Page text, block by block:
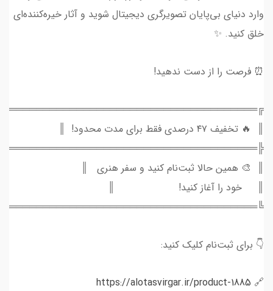
وارد دنیای بی‌پایان تصویرگری دیجیتال شوید و آثار خیره‌کننده‌ای
خلق کنید. ✨
⏰ فرصت را از دست ندهید!
║ 🔥 تخفیف ۴۷ درصدی فقط برای مدت محدود! ║
║ 🎨 همین حالا ثبت‌نام کنید و سفر هنری ║
║ خود را آغاز کنید! ║
👇 برای ثبت‌نام کلیک کنید:
🔗
https://alotasvirgar.ir/product-1885